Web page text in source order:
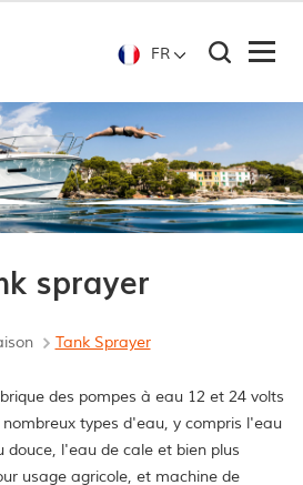
FR
sprayer
Tank Sprayer
des pompes à eau 12 et 24 volts
types d'eau, y compris l'eau
l'eau de cale et bien plus
usage agricole, et machine de